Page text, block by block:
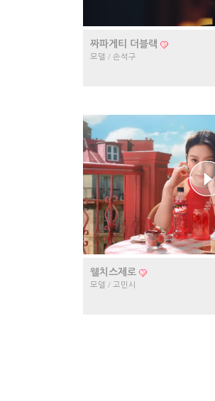
짜파게티 더블랙
모델 / 손석구
웰치스제로
모델 / 고민시